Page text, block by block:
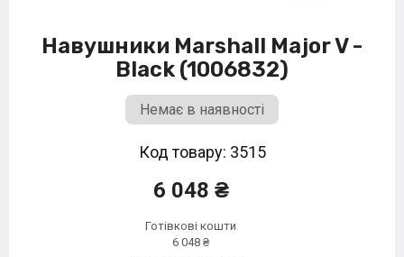
Навушники Marshall Major V -
Black (1006832)
Немає в наявності
Код товару: 3515
6 048 ₴
Готівкові кошти
6 048 ₴